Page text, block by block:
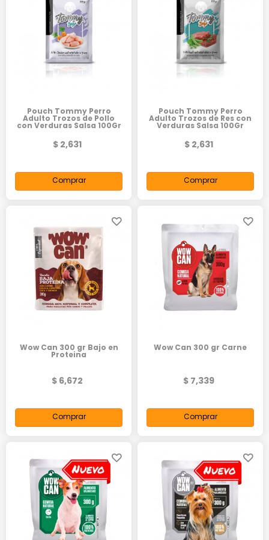
Pouch Tommy Perro
Adulto Trozos de Pollo
con Verduras Salsa 100Gr
$ 2,631
Comprar
Pouch Tommy Perro
Adulto Trozos de Res con
Verduras Salsa 100Gr
$ 2,631
Comprar
Wow Can 300 gr Bajo en
Proteina
$ 6,672
Comprar
Wow Can 300 gr Carne
$ 7,339
Comprar